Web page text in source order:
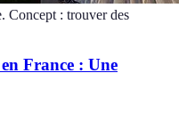
Concept : trouver des
France : Une